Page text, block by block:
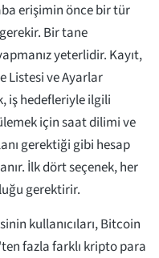
erişimin önce bir tür
Bir tane
yeterlidir. Kayıt,
Listesi ve Ayarlar
iş hedefleriyle ilgili
için saat dilimi ve
gerektiği gibi hesap
İlk dört seçenek, her
gerektirir.
kullanıcıları, Bitcoin
fazla farklı kripto para